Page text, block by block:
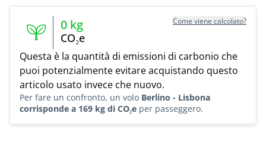
0 kg
CO₂e
Come viene calcolato?
Questa è la quantità di emissioni di carbonio che
puoi potenzialmente evitare acquistando questo
articolo usato invece che nuovo.
Per fare un confronto, un volo Berlino - Lisbona
corrisponde a 169 kg di CO₂e per passeggero.